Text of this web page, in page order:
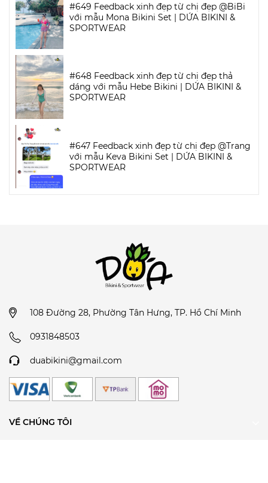
#649 Feedback xinh đẹp từ chị đẹp @BiBi
với mẫu Mona Bikini Set | DỨA BIKINI &
SPORTWEAR
#648 Feedback xinh đẹp từ chị đẹp thả
dáng với mẫu Hebe Bikini | DỨA BIKINI &
SPORTWEAR
#647 Feedback xinh đẹp từ chị đẹp @Trang
với mẫu Keva Bikini Set | DỨA BIKINI &
SPORTWEAR
108 Đường 28, Phường Tân Hưng, TP. Hồ Chí Minh
0931848503
duabikini@gmail.com
VỀ CHÚNG TÔI